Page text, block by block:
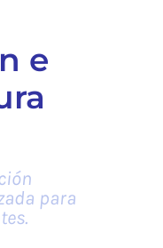
e
para